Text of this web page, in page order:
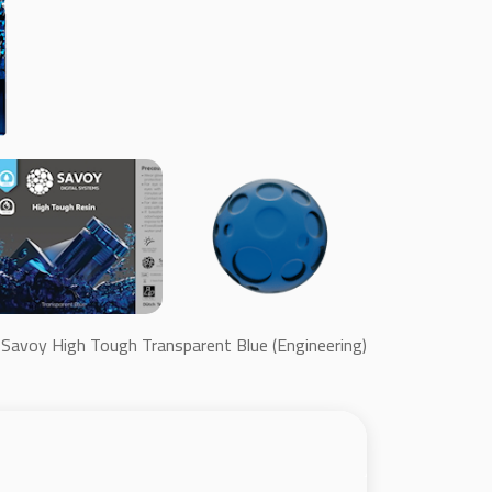
Savoy High Tough Transparent Blue (Engineering)